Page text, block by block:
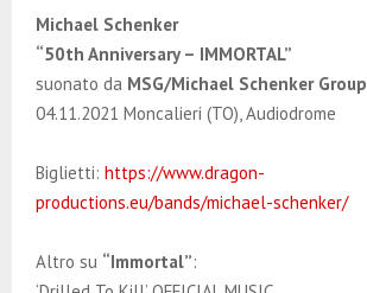
Michael Schenker
“50th Anniversary – IMMORTAL”
suonato da MSG/Michael Schenker Group
04.11.2021 Moncalieri (TO), Audiodrome
Biglietti: https://www.dragon-
productions.eu/bands/michael-schenker/
Altro su “Immortal”: